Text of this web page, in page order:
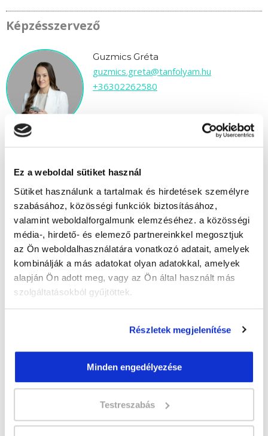
Ez a weboldal sütiket használ
Sütiket használunk a tartalmak és hirdetések személyre
szabásához, közösségi funkciók biztosításához,
valamint weboldalforgalmunk elemzéséhez. a közösségi
média-, hirdető- és elemező partnereinkkel megosztjuk
az Ön weboldalhasználatára vonatkozó adatait, amelyek
kombinálják a más adatokat olyan adatokkal, amelyek
alapján Ön adott meg, vagy az Ön által használt más
szolgáltatásokból gyűjtöttek.
Részletek megjelenítése
Minden engedélyezése
Testreszabás
Képzésszervező
Guzmics Gréta
guzmics.greta@tanfolyam.hu
+36302262580
" C " csoport
41 nap az indulásig!
Időtartam:
4-5 hónap
Indulás időpontja: 2026-09-16
Képzés ára: 169 000 Ft
egyösszegű befizetés esetén + minden
hallgatónk részére ajándék Pénztárgép helyes
kezelése tanfolyam 49.990 Ft értékben!
Vizsgadíj:75 000 Ft
Lehet még jelentkezni?
Jelentkezem!